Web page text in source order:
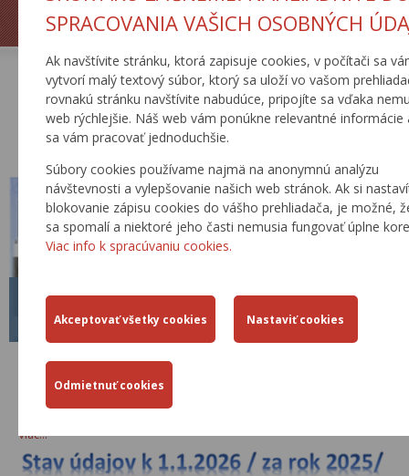
SPRACOVANIA VAŠICH OSOBNÝCH
Ak navštívite stránku, ktorá zapisuje cookies, v počítači sa
vytvorí malý textový súbor, ktorý sa uloží vo vašom
rovnakú stránku navštívite nabudúce, pripojíte sa vďaka
web rýchlejšie. Náš web vám ponúkne relevantné informácie
sa vám pracovať jednoduchšie.
Súbory cookies používame najmä na anonymnú analýzu
návštevnosti a vylepšovanie našich web stránok. Ak si
blokovanie zápisu cookies do vášho prehliadača, je možné,
sa spomalí a niektoré jeho časti nemusia fungovať úplne
Viac info k spracúvaniu cookies.
AKTUÁLNE
STAV AKTUALIZÁCIE 2026
21.07.2026
V mesiacoch marec – jún 2026 boli vykonané aktualizácie základných
prehľadových máp, štatistické výstupy v tabuľkovej forme so stavom
zoznam aktualizovaných dokumentov aj s odkazmi na ich umiestnenie.
Viac…